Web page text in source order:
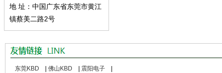
地 址：中国广东省东莞市黄江
镇蔡美二路2号
东莞KBD 佛山KBD 震阳电子